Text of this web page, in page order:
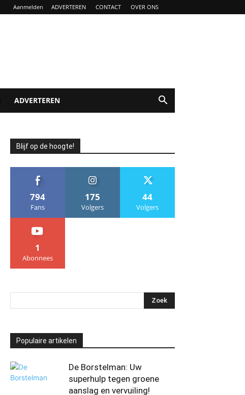
Aanmelden ADVERTEREN CONTACT OVER ONS
ADVERTEREN
Blijf op de hoogte!
794
Fans
175
Volgers
44
Volgers
1
Abonnees
Populaire artikelen
De Borstelman: Uw
superhulp tegen groene
aanslag en vervuiling!